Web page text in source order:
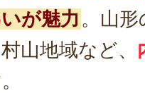
が魅力 。山
山地域など、